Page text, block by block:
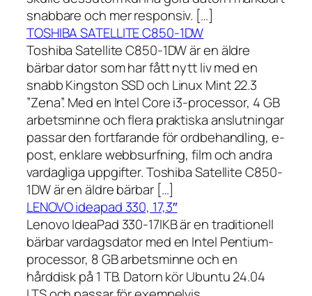
snabbare och mer responsiv. […]
TOSHIBA SATELLITE C850-1DW
Toshiba Satellite C850-1DW är en äldre
bärbar dator som har fått nytt liv med en
snabb Kingston SSD och Linux Mint 22.3
”Zena”. Med en Intel Core i3-processor, 4 GB
arbetsminne och flera praktiska anslutningar
passar den fortfarande för ordbehandling, e-
post, enklare webbsurfning, film och andra
vardagliga uppgifter. Toshiba Satellite C850-
1DW är en äldre bärbar […]
LENOVO ideapad 330, 17,3″
Lenovo IdeaPad 330-17IKB är en traditionell
bärbar vardagsdator med en Intel Pentium-
processor, 8 GB arbetsminne och en
hårddisk på 1 TB. Datorn kör Ubuntu 24.04